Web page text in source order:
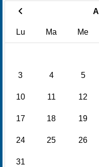
Lu Ma Me
3 4 5
10 11 12
17 18 19
24 25 26
31